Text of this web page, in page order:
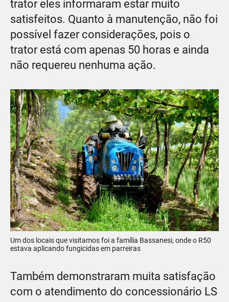
trator eles informaram estar muito
satisfeitos. Quanto à manutenção, não foi
possível fazer considerações, pois o
trator está com apenas 50 horas e ainda
não requereu nenhuma ação.
Um dos locais que visitamos foi a família Bassanesi, onde o R50
estava aplicando fungicidas em parreiras
Também demonstraram muita satisfação
com o atendimento do concessionário LS